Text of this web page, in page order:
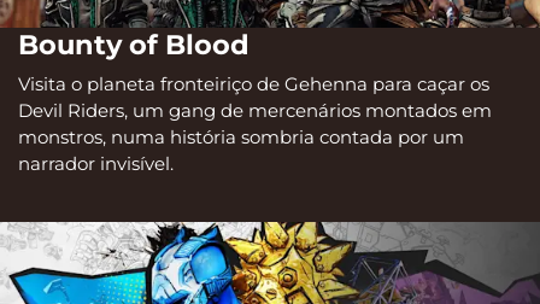
Bounty of Blood
Visita o planeta fronteiriço de Gehenna para caçar os
Devil Riders, um gang de mercenários montados em
monstros, numa história sombria contada por um
narrador invisível.